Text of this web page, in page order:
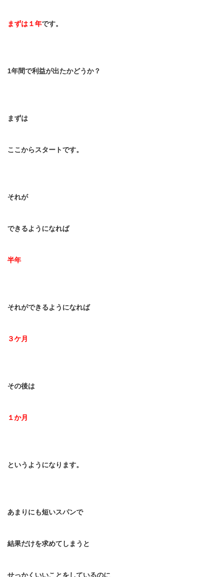
まずは１年です。
1年間で利益が出たかどうか？
まずは
ここからスタートです。
それが
できるようになれば
半年
それができるようになれば
３ケ月
その後は
１か月
というようになります。
あまりにも短いスパンで
結果だけを求めてしまうと
せっかくいいことをしているのに